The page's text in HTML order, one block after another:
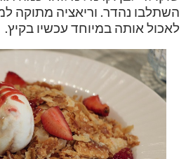
השתלבו נהדר. וריאציה מתוקה
לאכול אותה במיוחד עכשיו בקיץ.